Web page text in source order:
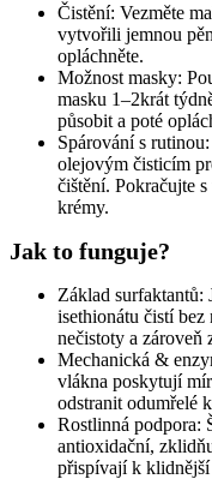
Čistění: Vezměte
vytvořili jemnou
opláchněte.
Možnost masky:
masku 1–2krát
působit a poté
Spárování s
olejovým čisticím
čištění. Pokračujte
krémy.
Jak to funguje?
Základ surfaktantů:
isethionátu čistí
nečistoty a zároveň
Mechanická &
vlákna poskytují
odstranit odumřelé
Rostlinná podpora:
antioxidační,
přispívají k